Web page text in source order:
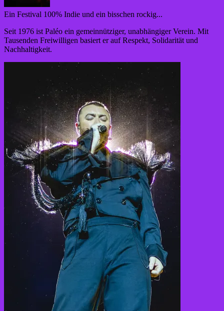
Ein Festival 100% Indie und ein bisschen rockig...
Seit 1976 ist Paléo ein gemeinnütziger, unabhängiger Verein. Mit
Tausenden Freiwilligen basiert er auf Respekt, Solidarität und
Nachhaltigkeit.